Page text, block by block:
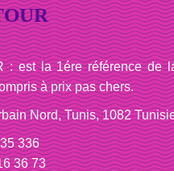
: est la 1ére référence de
à prix pas chers.
Nord, Tunis, 1082
336
36 73